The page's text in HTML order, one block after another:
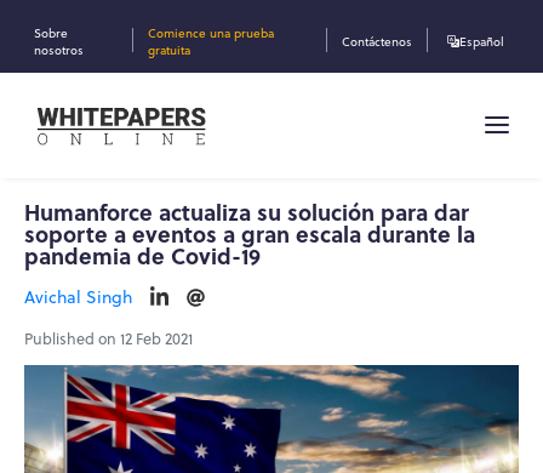
Sobre
nosotros
Comience una prueba
gratuita
Contáctenos Español
Humanforce actualiza su solución para dar
soporte a eventos a gran escala durante la
pandemia de Covid-19
Avichal Singh
Published on 12 Feb 2021